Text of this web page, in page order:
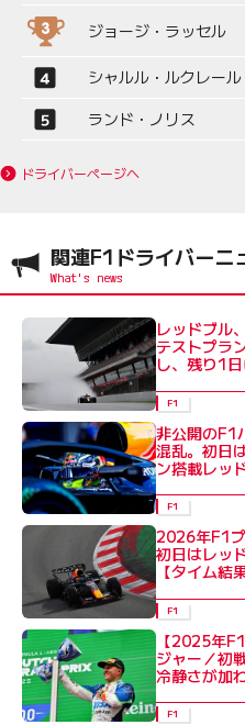
ジョージ・ラッセル
シャルル・ルクレール
ランド・ノリス
ドライバーページへ
関連F1ドライバーニ
レッドブル
テストプラ
し、残り1
F1
非公開のF1
混乱。初日
ン搭載レッ
F1
2026年F1プ
初日はレッ
【タイム結
F1
【2025年
ジャー／初
冷静さが加
F1